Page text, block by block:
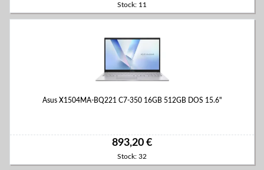
Stock: 11
Asus X1504MA-BQ221 C7-350 16GB 512GB DOS 15.6"
893,20 €
Stock: 32